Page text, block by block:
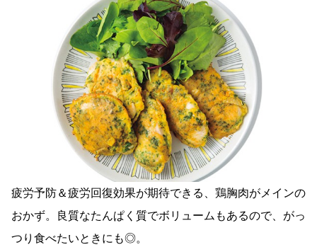
疲労予防＆疲労回復効果が期待できる、鶏胸肉がメインの
おかず。良質なたんぱく質でボリュームもあるので、がっ
つり食べたいときにも◎。